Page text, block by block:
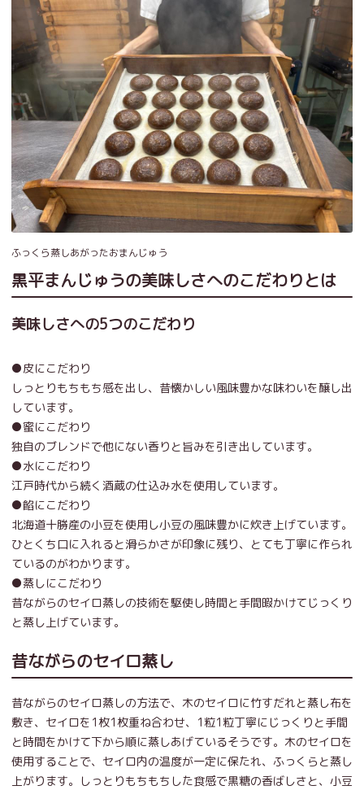
ふっくら蒸しあがったおまんじゅう
黒平まんじゅうの美味しさへのこだわりとは
美味しさへの5つのこだわり
●皮にこだわり
しっとりもちもち感を出し、昔懐かしい風味豊かな味わいを醸し出
しています。
●蜜にこだわり
独自のブレンドで他にない香りと旨みを引き出しています。
●水にこだわり
江戸時代から続く酒蔵の仕込み水を使用しています。
●餡にこだわり
北海道十勝産の小豆を使用し小豆の風味豊かに炊き上げています。
ひとくち口に入れると滑らかさが印象に残り、とても丁寧に作られ
ているのがわかります。
●蒸しにこだわり
昔ながらのセイロ蒸しの技術を駆使し時間と手間暇かけてじっくり
と蒸し上げています。
昔ながらのセイロ蒸し
昔ながらのセイロ蒸しの方法で、木のセイロに竹すだれと蒸し布を
敷き、セイロを1枚1枚重ね合わせ、1粒1粒丁寧にじっくりと手間
と時間をかけて下から順に蒸しあげているそうです。木のセイロを
使用することで、セイロ内の温度が一定に保たれ、ふっくらと蒸し
上がります。しっとりもちもちした食感で黒糖の香ばしさと、小豆